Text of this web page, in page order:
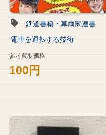
鉄道書籍・車両関連書
電車を運転する技術
参考買取価格
100円